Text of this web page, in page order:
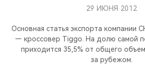
КРОССОВЕРЫ
КРЕДИТ И СТРАХОВАНИЕ
ЗАПЧАСТИ И АКСЕССУАРЫ
О БРЕНДЕ
КРЕДИТ
МЫ В СОЦСЕТЯХ
29 ИЮНЯ 2012
Основная статья экспорта компании
— кроссовер Tiggo. На долю самой
приходится 35,5% от общего
за рубежом.